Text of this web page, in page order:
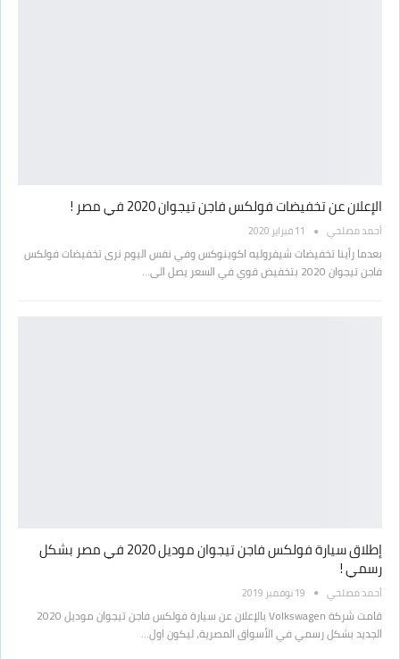
الإعلان عن تخفيضات فولكس فاجن تيجوان 2020 في مصر !
أحمد مصلحي 11 فبراير 2020
بعدما رأينا تخفيضات شيفروليه اكوينوكس وفي نفس اليوم نرى تخفيضات فولكس
فاجن تيجوان 2020 بتخفيض قوي في السعر يصل الى…
إطلاق سيارة فولكس فاجن تيجوان موديل 2020 في مصر بشكل
رسمي !
أحمد مصلحي 19 نوفمبر 2019
قامت شركة Volkswagen بالإعلان عن سيارة فولكس فاجن تيجوان موديل 2020
الجديد بشكل رسمي في الأسواق المصرية، ليكون اول…